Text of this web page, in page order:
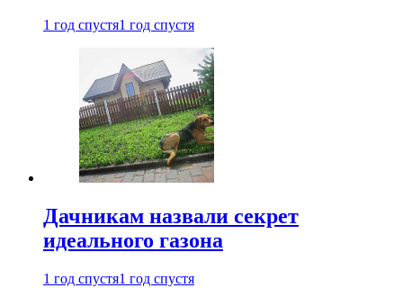
1 год спустя1 год спустя
Дачникам назвали секрет
идеального газона
1 год спустя1 год спустя